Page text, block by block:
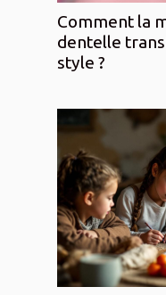
Comment la
dentelle
style ?